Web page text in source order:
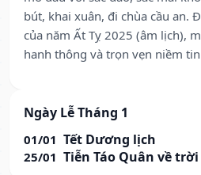
bút, khai xuân, đi chùa cầu an.
của năm Ất Tỵ 2025 (âm lịch),
hanh thông và trọn vẹn niềm
Ngày Lễ Tháng 1
01/01 Tết Dương lịch
25/01 Tiễn Táo Quân về trời